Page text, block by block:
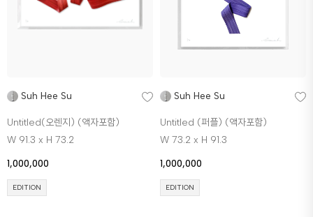
Suh Hee Su
Untitled(오렌지) (액자포함)
W 91.3 x H 73.2
1,000,000
EDITION
Suh Hee Su
Untitled (퍼플) (액자포함)
W 73.2 x H 91.3
1,000,000
EDITION